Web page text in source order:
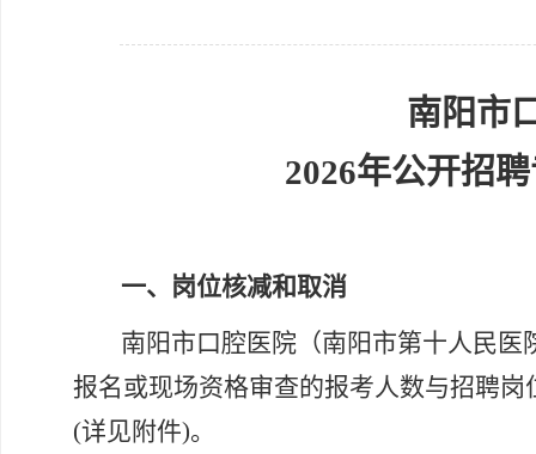
南阳市
2026年公开招
一、 岗位核减和取消
南阳市口腔医院（南阳市第十人民医
报名或现场资格审查的报考人数与招聘岗
(详见附件)。